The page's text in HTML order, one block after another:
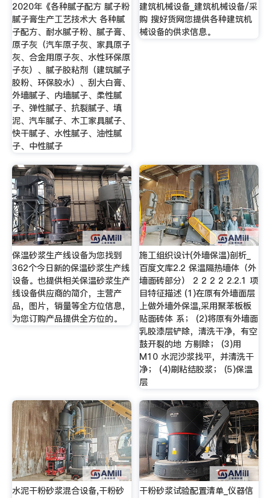
2020年《各种腻子配方 腻子粉
腻子膏生产工艺技术大 各种腻
子配方、耐水腻子粉、腻子膏、
原子灰（汽车原子灰、家具原子
灰、合金用原子灰、水性环保原
子灰）、腻子胶粘剂（建筑腻子
胶粉、环保胶水）、刮大白膏、
外墙腻子、内墙腻子、柔性腻
子、弹性腻子、抗裂腻子、填
泥、汽车腻子、木工家具腻子、
快干腻子、水性腻子、油性腻
子、中性腻子
建筑机械设备_建筑机械设备/采
购 搜好货网您提供各种建筑机
械设备的供求信息。
保温砂浆生产线设备为您找到
362个今日新的保温砂浆生产线
设备。也提供相关保温砂浆生产
线设备供应商的简介，主营产
品，图片，销量等全方位信息，
为您订购产品提供全方位的。
施工组织设计(外墙保温)剖析_
百度文库2.2 保温隔热墙体（外
墙面砖部分） 2 2 2 2 2.2.1 项
目特征描述 (1)在原有外墙面层
上做外墙外保温,采用聚苯板板
贴面砖体 系； (2)将原有外墙面
乳胶漆层铲除，清洗干净，有空
鼓开裂的地 方剔除； (3)用
M10 水泥沙浆找平，并清洗干
净； (4)刷粘结胶浆； (5)保温
层
水泥干粉砂浆混合设备,干粉砂
干粉砂浆试验配置清单_仪器信